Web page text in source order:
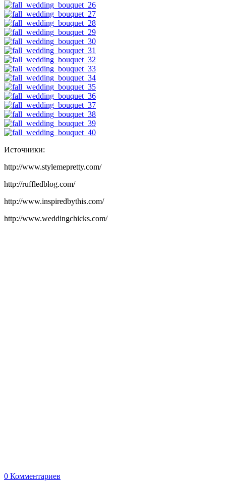
Источники:
http://www.stylemepretty.com/
http://ruffledblog.com/
http://www.inspiredbythis.com/
http://www.weddingchicks.com/
0 Комментариев